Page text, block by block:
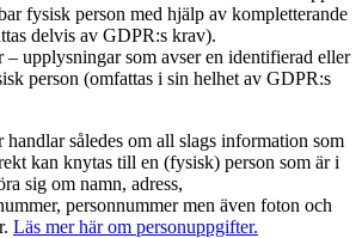
fysisk person med hjälp av kompletterande
delvis av GDPR:s krav).
– upplysningar som avser en identifierad eller
person (omfattas i sin helhet av GDPR:s
handlar således om all slags information som
kan knytas till en (fysisk) person som är i
sig om namn, adress,
personnummer men även foton och
Läs mer här om personuppgifter.